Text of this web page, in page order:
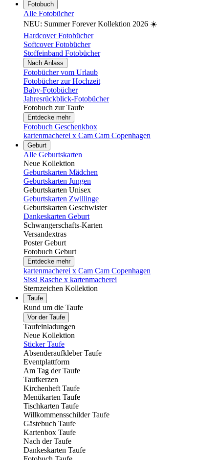
Fotobuch
Alle Fotobücher
NEU: Summer Forever Kollektion 2026 ☀️
Hardcover Fotobücher
Softcover Fotobücher
Stoffeinband Fotobücher
Nach Anlass
Fotobücher vom Urlaub
Fotobücher zur Hochzeit
Baby-Fotobücher
Jahresrückblick-Fotobücher
Fotobuch zur Taufe
Entdecke mehr
Fotobuch Geschenkbox
kartenmacherei x Cam Cam Copenhagen
Geburt
Alle Geburtskarten
Neue Kollektion
Geburtskarten Mädchen
Geburtskarten Jungen
Geburtskarten Unisex
Geburtskarten Zwillinge
Geburtskarten Geschwister
Dankeskarten Geburt
Schwangerschafts-Karten
Versandextras
Poster Geburt
Fotobuch Geburt
Entdecke mehr
kartenmacherei x Cam Cam Copenhagen
Sissi Rasche x kartenmacherei
Sternzeichen Kollektion
Taufe
Rund um die Taufe
Vor der Taufe
Taufeinladungen
Neue Kollektion
Sticker Taufe
Absenderaufkleber Taufe
Eventplattform
Am Tag der Taufe
Taufkerzen
Kirchenheft Taufe
Menükarten Taufe
Tischkarten Taufe
Willkommensschilder Taufe
Gästebuch Taufe
Kartenbox Taufe
Nach der Taufe
Dankeskarten Taufe